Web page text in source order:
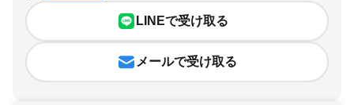
LINEで受け取る
メールで受け取る